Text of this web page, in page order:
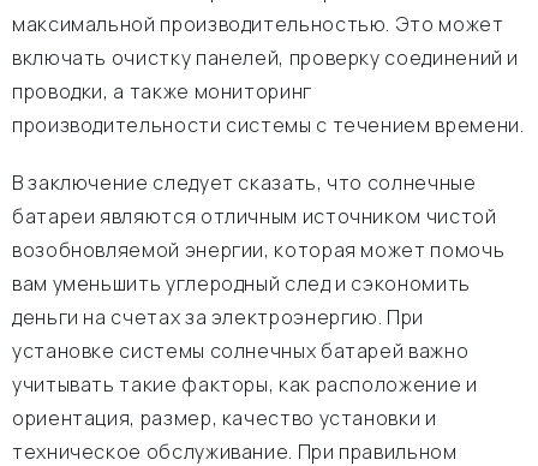
максимальной производительностью. Это может
включать очистку панелей, проверку соединений и
проводки, а также мониторинг
производительности системы с течением времени.
В заключение следует сказать, что солнечные
батареи являются отличным источником чистой
возобновляемой энергии, которая может помочь
вам уменьшить углеродный след и сэкономить
деньги на счетах за электроэнергию. При
установке системы солнечных батарей важно
учитывать такие факторы, как расположение и
ориентация, размер, качество установки и
техническое обслуживание. При правильном